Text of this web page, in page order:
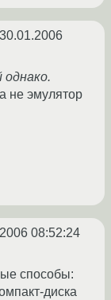
30.01.2006
однако.
не эмулятор
08:52:24
способы:
диска